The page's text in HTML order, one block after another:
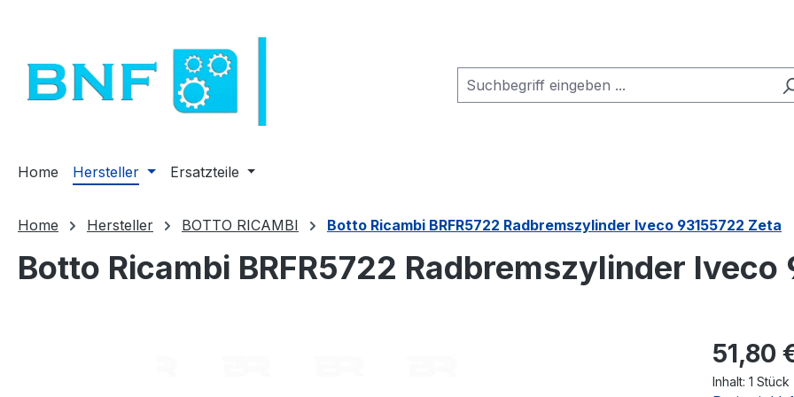
Home Hersteller Ersatzteile
Home Hersteller BOTTO RICAMBI Botto Ricambi BRFR5722 Radbremszylinder Iveco 93155722 Zeta
Botto Ricambi BRFR5722 Radbremszylinder Iveco
Regulärer
51,80
Inhalt: 1 Stück